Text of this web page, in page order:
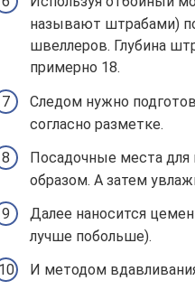
называют штрабами)
швеллеров. Глубина
примерно 18.
Следом нужно
согласно разметке.
Посадочные места
образом. А затем
Далее наносится
лучше побольше).
И методом